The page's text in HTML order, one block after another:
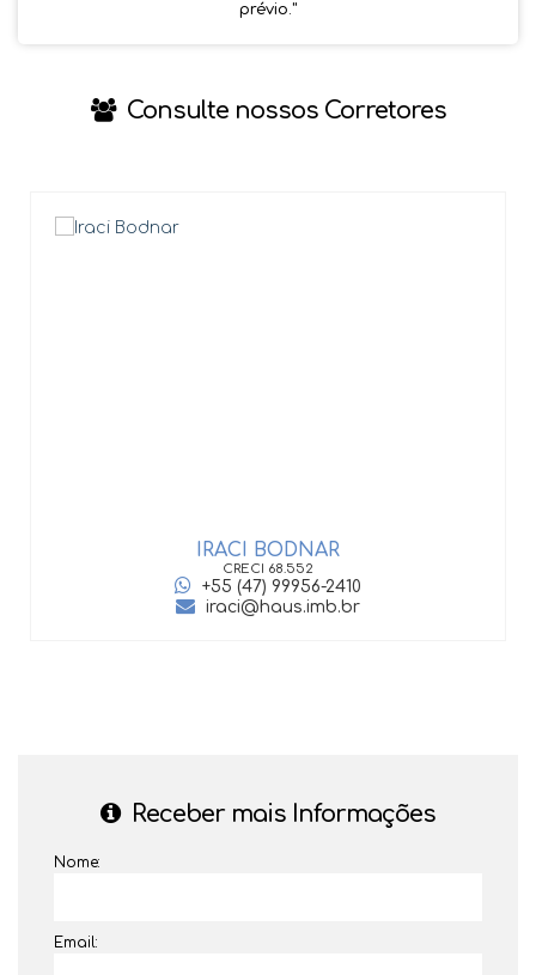
prévio.''
Consulte nossos Corretores
IRACI BODNAR
CRECI 68.552
+55 (47) 99956-2410
iraci@haus.imb.br
Receber mais Informações
Nome:
Email: